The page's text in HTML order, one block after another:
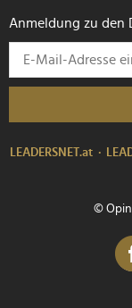
Anmeldung zu den
LEADERSNET.at
©